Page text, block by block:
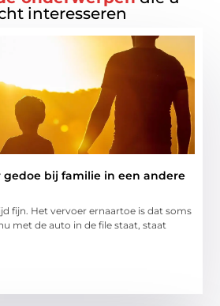
interesseren
gedoe bij familie in een andere
fijn. Het vervoer ernaartoe is dat soms
met de auto in de file staat, staat